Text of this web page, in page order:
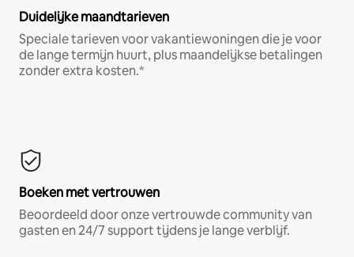
Duidelijke maandtarieven
Speciale tarieven voor vakantiewoningen die je voor
de lange termijn huurt, plus maandelijkse betalingen
zonder extra kosten.*
Boeken met vertrouwen
Beoordeeld door onze vertrouwde community van
gasten en 24/7 support tijdens je lange verblijf.